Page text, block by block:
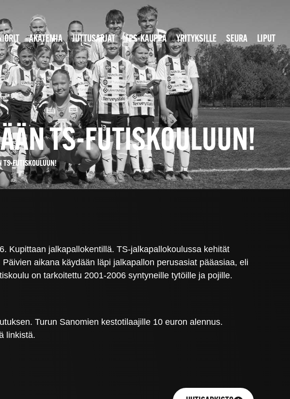
AKATEMIA JUTTUSARJAT TPS-KAUPPA YRITYKSILLE SEURA LIPUT
TS-FUTISKOULUUN!
TS-FUTISKOULUUN!
Kupittaan jalkapallokentillä. TS-jalkapallokoulussa kehität
aikana käydään läpi jalkapallon perusasiat pääasiaa, eli
on tarkoitettu 2001-2006 syntyneille tytöille ja pojille.
Turun Sanomien kestotilaajille 10 euron alennus.
linkistä.